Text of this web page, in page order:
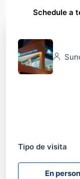
Schedule a
Tipo de visita
En